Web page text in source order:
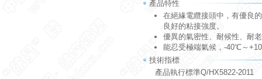
產品特性
在絕緣電纜接頭中，有優良
良好的粘接強度。
優異的氣密性、耐候性、耐
能忍受極端氣候，-40℃～
技術指標
產品執行標準Q/HX5822-2011